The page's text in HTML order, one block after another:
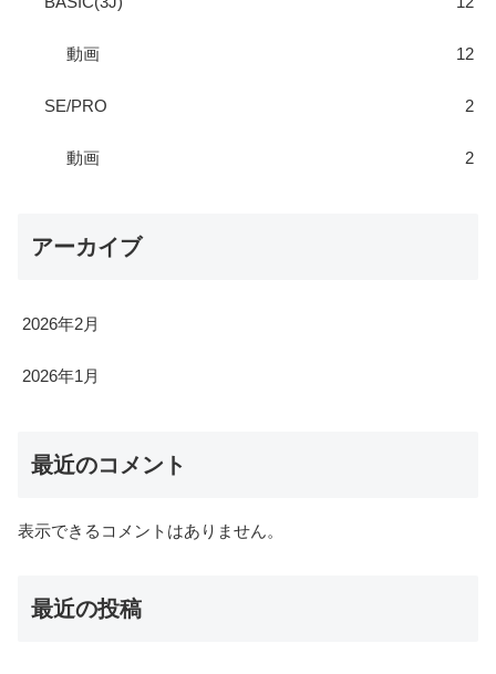
動画 12
SE/PRO 2
動画 2
アーカイブ
2026年2月
2026年1月
最近のコメント
表示できるコメントはありません。
最近の投稿